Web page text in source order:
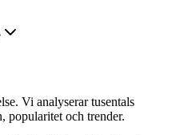
Vi analyserar tusentals
popularitet och trender.